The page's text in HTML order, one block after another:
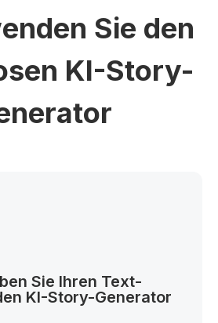
Sie den
KI-Story-
Sie Ihren Text-
KI-Story-Generator